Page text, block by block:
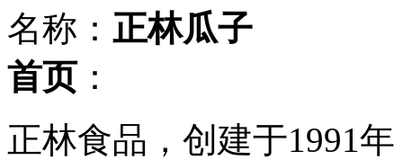
名称： 正林瓜子
首页 ：
正林食品，创建于1991